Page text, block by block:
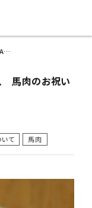
馬肉のお祝い
て 馬肉